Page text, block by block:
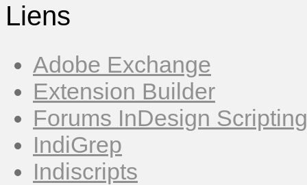
Liens
Adobe Exchange
Extension Builder
Forums InDesign Scripting
IndiGrep
Indiscripts